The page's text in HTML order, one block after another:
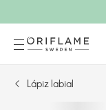
Lápiz labial